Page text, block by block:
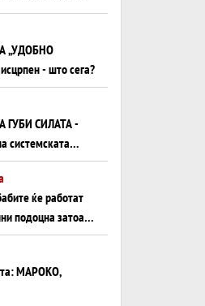
БЕЗ ФРОНТ
„УДОБНО
- што сега?
ГУБИ СИЛАТА -
системската
Германија до
ќе работат
подоцна затоа
ДА ГИ
МАРОКО,